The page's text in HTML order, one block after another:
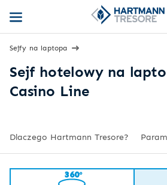
Sejfy na laptopa
Sejf hotelowy na
Casino Line
360
Dlaczego Hartmann Tresore?